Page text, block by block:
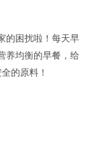
的困扰啦！每天早
养均衡的早餐，给
的原料！